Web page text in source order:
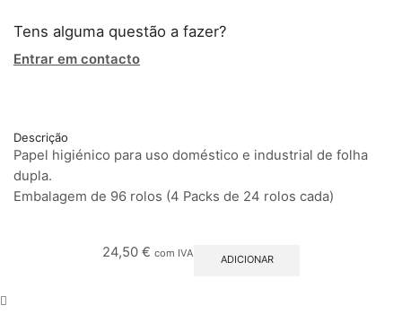
Tens alguma questão a fazer?
Entrar em contacto
Descrição
Papel higiénico para uso doméstico e industrial de folha
dupla.
Embalagem de 96 rolos (4 Packs de 24 rolos cada)
24,50 € com IVA
ADICIONAR